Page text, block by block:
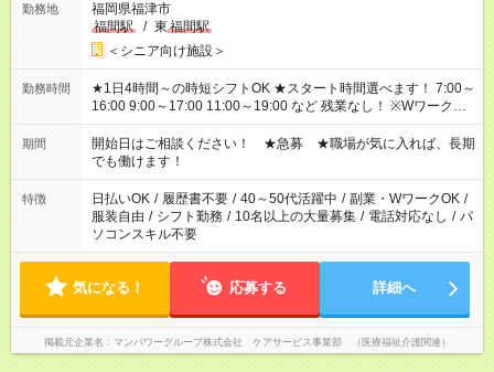
勤務地
福岡県福津市
福間駅
/ 東 福間駅
＜シニア向け施設＞
勤務時間
★1日4時間～の時短シフトOK ★スタート時間選べます！ 7:00～
16:00 9:00～17:00 11:00～19:00 など 残業なし！ ※Wワークの
場合、他のお仕事と合わせ週40時間超の就業はご案内できませ
ん ※法令に基づき、週20時間以上勤務は社会保険への加入対象
となります ※労働者派遣法（日雇い派遣の原則禁止）により、
短時間・短期間の就業はご案内が難しい場合があります
期間
開始日はご相談ください！ ★急募 ★職場が気に入れば、長期
でも働けます！
特徴 日払いOK / 履歴書不要 / 40～50代活躍中 / 副業・WワークOK /
服装自由 / シフト勤務 / 10名以上の大量募集 / 電話対応なし / パ
ソコンスキル不要
気になる！ 応募する 詳細へ
掲載元企業名 マンパワーグループ株式会社 ケアサービス事業部 （医療福祉介護関連）